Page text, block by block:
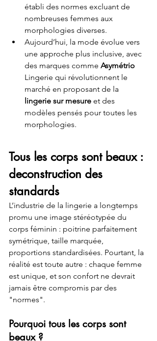
établi des normes excluant de
nombreuses femmes aux
morphologies diverses.
Aujourd’hui, la mode évolue vers
une approche plus inclusive, avec
des marques comme Asymétrio
Lingerie qui révolutionnent le
marché en proposant de la
lingerie sur mesure et des
modèles pensés pour toutes les
morphologies.
Tous les corps sont beaux :
deconstruction des
standards
L’industrie de la lingerie a longtemps
promu une image stéréotypée du
corps féminin : poitrine parfaitement
symétrique, taille marquée,
proportions standardisées. Pourtant, la
réalité est toute autre : chaque femme
est unique, et son confort ne devrait
jamais être compromis par des
"normes".
Pourquoi tous les corps sont
beaux ?